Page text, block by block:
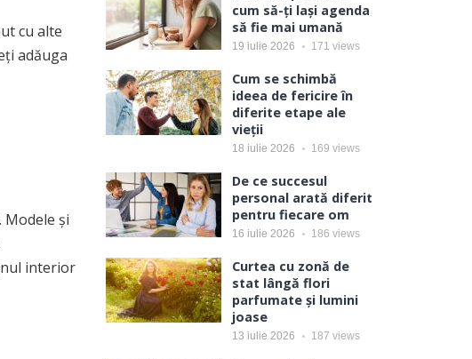
cu alte
adăuga
și
interior
cum să-ți lași agenda
să fie mai umană
19 iulie 2026 171 views
Cum se schimbă
ideea de fericire în
diferite etape ale
vieții
18 iulie 2026 169 views
De ce succesul
personal arată diferit
pentru fiecare om
16 iulie 2026 186 views
Curtea cu zonă de
stat lângă flori
parfumate și lumini
joase
13 iulie 2026 187 views